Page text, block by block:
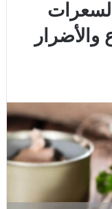
السعرات
والأضرار